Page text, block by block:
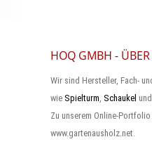
HOQ GMBH -
Wir sind Hersteller, Fach-
wie Spielturm Schaukel und
Zu unserem Online-
www.gartenausholz.net.